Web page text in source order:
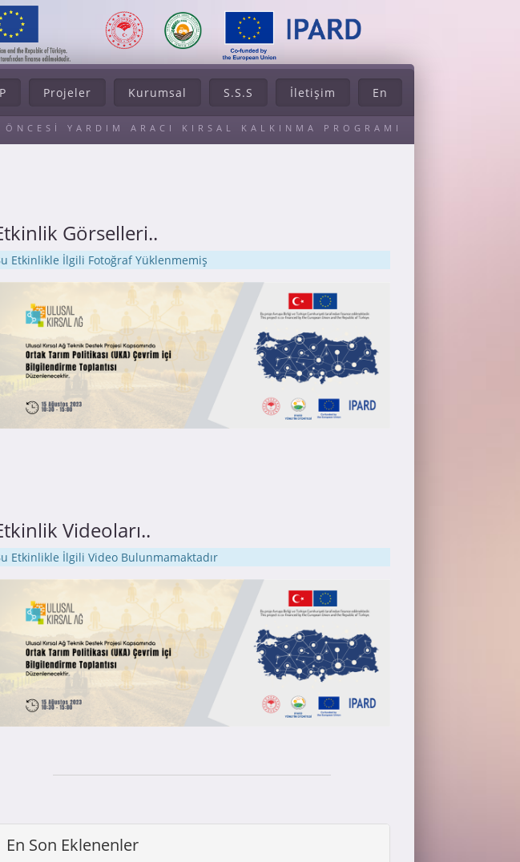
YARDIM ARACI KIRSAL KALKINMA PROGRAMI
Projeler Kurumsal S.S.S İletişim En
Görselleri..
Etkinlikle İlgili Fotoğraf Yüklenmemiş
Videoları..
Etkinlikle İlgili Video Bulunmamaktadır
En Son Eklenenler